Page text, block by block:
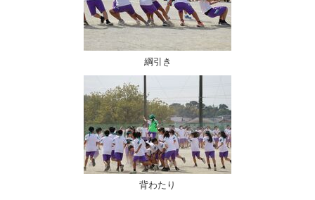
綱引き
背わたり